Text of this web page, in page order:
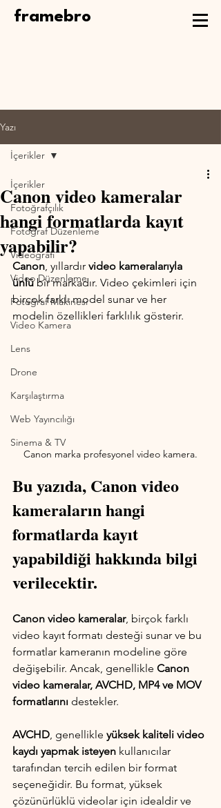
framebro
Yazı
İçerikler
Fotoğrafçılık
Fotoğraf Düzenleme
Videografi
Video Düzenleme
Fotoğraf Makinesi
Video Kamera
Lens
Drone
Karşılaştırma
Web Yayıncılığı
Sinema & TV
İçerikler
Canon video kameralar
hangi formatlarda kayıt
yapabilir?
Canon, yıllardır video kameralarıyla
ünlü bir markadır. Video çekimleri için
birçok farklı model sunar ve her
modelin özellikleri farklılık gösterir.
Canon marka profesyonel video kamera.
Bu yazıda, Canon video
kameraların hangi
formatlarda kayıt
yapabildiği hakkında bilgi
verilecektir.
Canon video kameralar, birçok farklı
video kayıt formatı desteği sunar ve bu
formatlar kameranın modeline göre
değişebilir. Ancak, genellikle Canon
video kameralar, AVCHD, MP4 ve MOV
formatlarını destekler.
AVCHD , genellikle yüksek kaliteli video
kaydı yapmak isteyen kullanıcılar
tarafından tercih edilen bir format
seçeneğidir. Bu format, yüksek
çözünürlüklü videolar için idealdir ve